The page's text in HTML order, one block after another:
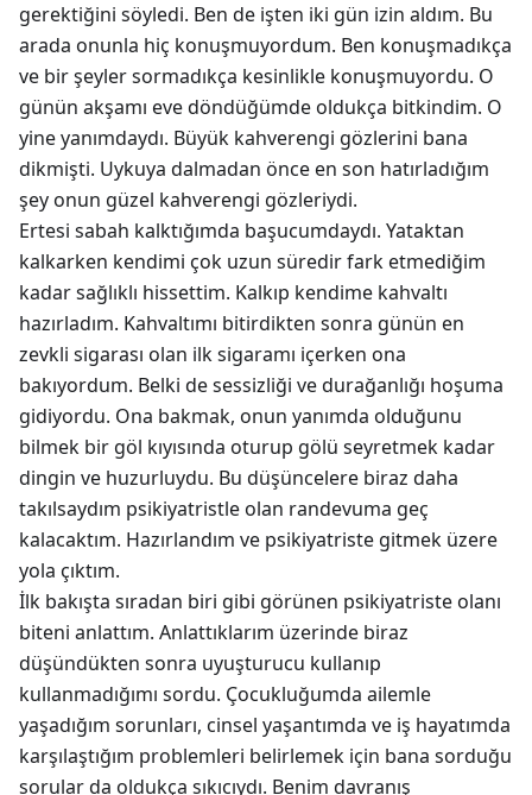
gerektiğini söyledi. Ben de işten iki gün izin aldım. Bu
arada onunla hiç konuşmuyordum. Ben konuşmadıkça
ve bir şeyler sormadıkça kesinlikle konuşmuyordu. O
günün akşamı eve döndüğümde oldukça bitkindim. O
yine yanımdaydı. Büyük kahverengi gözlerini bana
dikmişti. Uykuya dalmadan önce en son hatırladığım
şey onun güzel kahverengi gözleriydi.
Ertesi sabah kalktığımda başucumdaydı. Yataktan
kalkarken kendimi çok uzun süredir fark etmediğim
kadar sağlıklı hissettim. Kalkıp kendime kahvaltı
hazırladım. Kahvaltımı bitirdikten sonra günün en
zevkli sigarası olan ilk sigaramı içerken ona
bakıyordum. Belki de sessizliği ve durağanlığı hoşuma
gidiyordu. Ona bakmak, onun yanımda olduğunu
bilmek bir göl kıyısında oturup gölü seyretmek kadar
dingin ve huzurluydu. Bu düşüncelere biraz daha
takılsaydım psikiyatristle olan randevuma geç
kalacaktım. Hazırlandım ve psikiyatriste gitmek üzere
yola çıktım.
İlk bakışta sıradan biri gibi görünen psikiyatriste olanı
biteni anlattım. Anlattıklarım üzerinde biraz
düşündükten sonra uyuşturucu kullanıp
kullanmadığımı sordu. Çocukluğumda ailemle
yaşadığım sorunları, cinsel yaşantımda ve iş hayatımda
karşılaştığım problemleri belirlemek için bana sorduğu
sorular da oldukça sıkıcıydı. Benim davranış